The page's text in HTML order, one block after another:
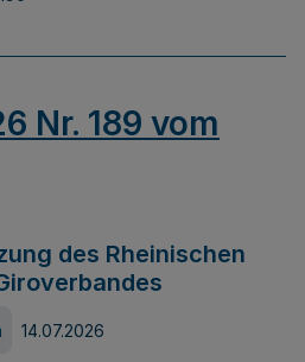
Nr. 189 vom
des Rheinischen
14.07.2026